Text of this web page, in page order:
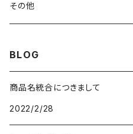
Delid＆Relid
Remove&clean
その他
thermalgrizzly
BLOG
商品名統合につきまして
2022/2/28